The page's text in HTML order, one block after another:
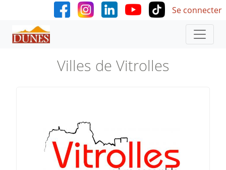
Aller au contenu principal User
Se connecter
Villes de Vitrolles